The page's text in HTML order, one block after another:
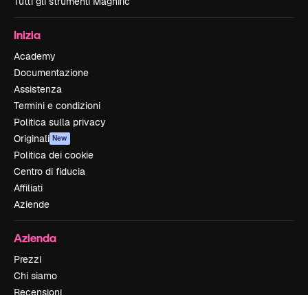
Inizia
Academy
Documentazione
Assistenza
Termini e condizioni
Politica sulla privacy
Originali New
Politica dei cookie
Centro di fiducia
Affiliati
Aziende
Azienda
Prezzi
Chi siamo
Recensioni